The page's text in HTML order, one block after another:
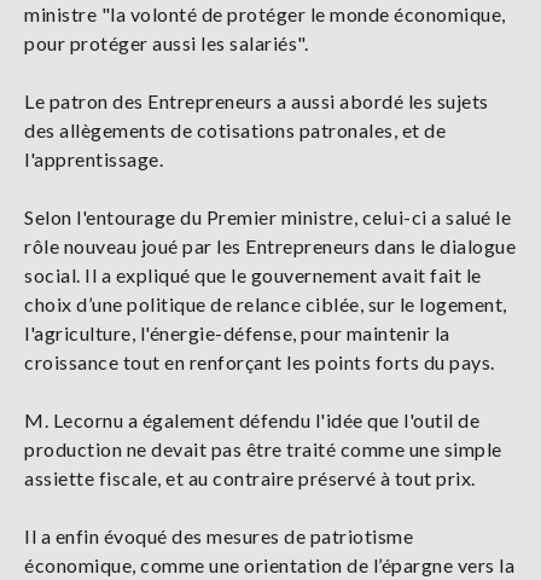
ministre "la volonté de protéger le monde économique,
pour protéger aussi les salariés".
Le patron des Entrepreneurs a aussi abordé les sujets
des allègements de cotisations patronales, et de
l'apprentissage.
Selon l'entourage du Premier ministre, celui-ci a salué le
rôle nouveau joué par les Entrepreneurs dans le dialogue
social. Il a expliqué que le gouvernement avait fait le
choix d’une politique de relance ciblée, sur le logement,
l'agriculture, l'énergie-défense, pour maintenir la
croissance tout en renforçant les points forts du pays.
M. Lecornu a également défendu l'idée que l'outil de
production ne devait pas être traité comme une simple
assiette fiscale, et au contraire préservé à tout prix.
Il a enfin évoqué des mesures de patriotisme
économique, comme une orientation de l’épargne vers la